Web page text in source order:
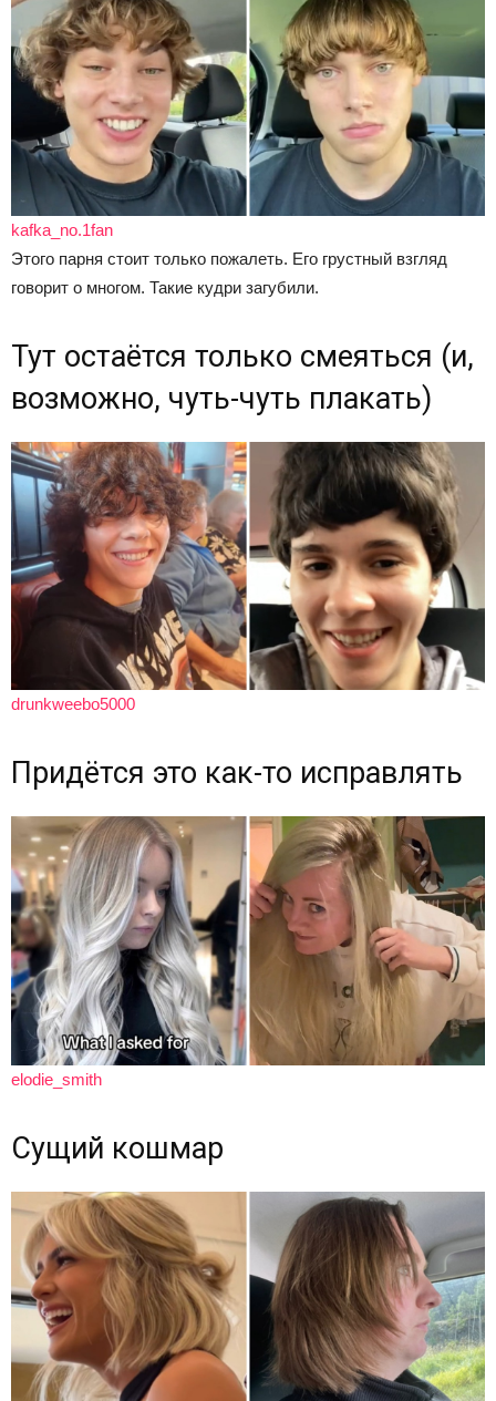
kafka_no.1fan
Этого парня стоит только пожалеть. Его грустный взгляд
говорит о многом. Такие кудри загубили.
Тут остаётся только смеяться (и,
возможно, чуть-чуть плакать)
drunkweebo5000
Придётся это как-то исправлять
elodie_smith
Сущий кошмар